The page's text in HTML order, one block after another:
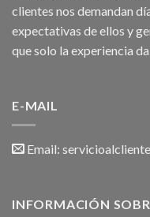
clientes nos demandan
expectativas de ellos y
que solo la experiencia
E-MAIL
Email:
INFORMACIÓN